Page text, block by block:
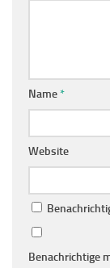
Name*
Website
Benachrichtige